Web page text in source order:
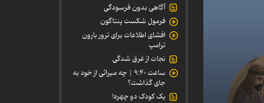
آگاهی بدون فرسودگی
فرمول شکست پنتاگون
افشای اطلاعات برای ترور بارون
ترامپ
نجات از غرق شدگی
ساعت ۹:۴۰ | چه میراثی از خود به
جای گذاشت؟
یک کودک دو چهره!